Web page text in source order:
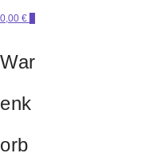
PERLENSUCHT
0,00 €
War
enk
orb